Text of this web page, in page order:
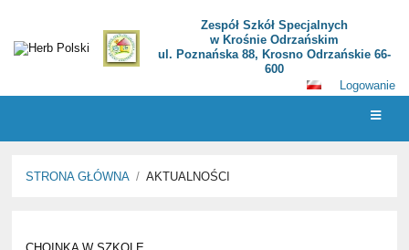
Zespół Szkół Specjalnych
w Krośnie Odrzańskim
ul. Poznańska 88, Krosno Odrzańskie 66-
600
Logowanie
STRONA GŁÓWNA / AKTUALNOŚCI